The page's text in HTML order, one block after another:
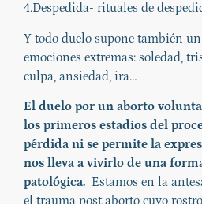
4.Despedida- rituales de
Y todo duelo supone también
emociones extremas: soledad,
culpa, ansiedad, ira…
El duelo por un aborto
los primeros estadios del
pérdida ni se permite la
nos lleva a vivirlo de una
patológica. Estamos en la
el trauma post aborto cuyo